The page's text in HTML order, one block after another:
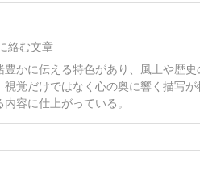
絡む文章
かに伝える特色があり、風土や歴
覚だけではなく心の奥に響く描写
容に仕上がっている。